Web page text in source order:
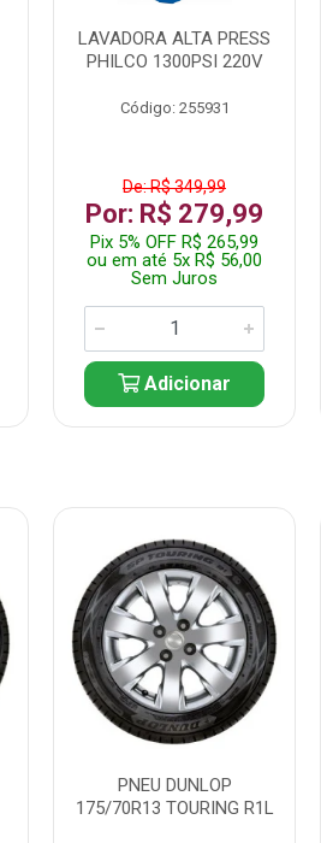
LAVADORA ALTA PRESS
PHILCO 1300PSI 220V
Código: 255931
De: R$ 349,99
Por: R$ 279,99
Pix 5% OFF R$ 265,99
ou em até 5x R$ 56,00
Sem Juros
Adicionar
PNEU DUNLOP
175/70R13 TOURING R1L